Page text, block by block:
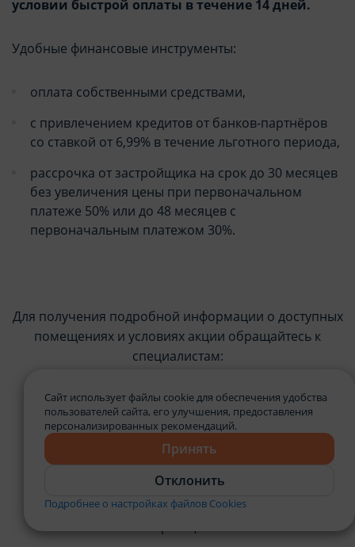
условии быстрой оплаты в течение 14 дней.
Удобные финансовые инструменты:
оплата собственными средствами,
с привлечением кредитов от банков-партнёров
со ставкой от 6,99% в течение льготного периода,
рассрочка от застройщика на срок до 30 месяцев
без увеличения цены при первоначальном
платеже 50% или до 48 месяцев с
первоначальным платежом 30%.
Для получения подробной информации о доступных
помещениях и условиях акции обращайтесь к
специалистам:
7675
+375 17 269-61-99, +375 17 39-39-465
В других городах Беларусивас проконсультируют
региональные представители компании-
Сайт использует файлы cookie для обеспечения удобства
пользователей сайта, его улучшения, предоставления
персонализированных рекомендаций.
Принять
Отклонить
Подробнее о настройках файлов Cookies